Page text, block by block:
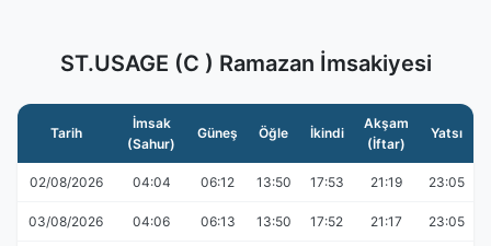
ST.USAGE (C ) Ramazan İmsakiyesi
Tarih
İmsak
(Sahur)
Güneş Öğle İkindi
Akşam
(İftar)
Yatsı
02/08/2026 04:04 06:12 13:50 17:53 21:19 23:05
03/08/2026 04:06 06:13 13:50 17:52 21:17 23:05